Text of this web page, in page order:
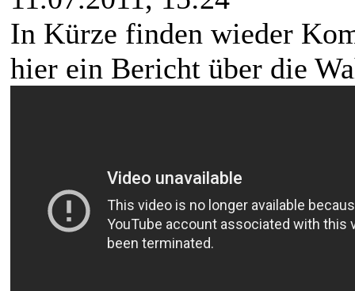
In Kürze finden wieder
hier ein Bericht über die